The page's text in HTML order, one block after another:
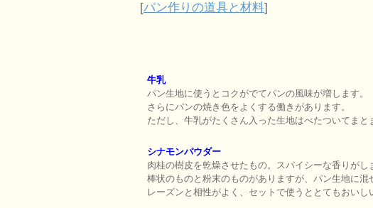
[パン作りの道具と材料]
牛乳
パン生地に使うとコクがでてパンの風味が増します。
さらにパンの焼き色をよくする働きがあります。
ただし、牛乳がたくさん入った生地はべたついてま
シナモンパウダー
肉桂の樹皮を乾燥させたもの。スパイシーな香りがし
棒状のものと粉末のものがありますが、パン生地に混
レーズンと相性がよく、セットで使うととてもおいし